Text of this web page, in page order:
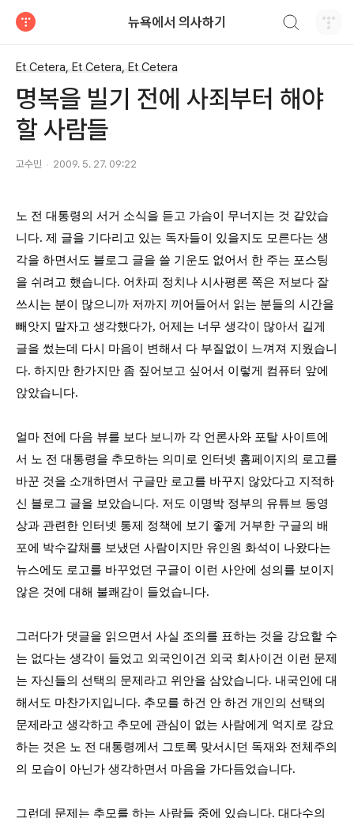
뉴욕에서 의사하기
Et Cetera, Et Cetera, Et Cetera
명복을 빌기 전에 사죄부터 해야
할 사람들
고수민 2009. 5. 27. 09:22
노 전 대통령의 서거 소식을 듣고 가슴이 무너지는 것 같았습
니다. 제 글을 기다리고 있는 독자들이 있을지도 모른다는 생
각을 하면서도 블로그 글을 쓸 기운도 없어서 한 주는 포스팅
을 쉬려고 했습니다. 어차피 정치나 시사평론 쪽은 저보다 잘
쓰시는 분이 많으니까 저까지 끼어들어서 읽는 분들의 시간을
빼앗지 말자고 생각했다가, 어제는 너무 생각이 많아서 길게
글을 썼는데 다시 마음이 변해서 다 부질없이 느껴져 지웠습니
다. 하지만 한가지만 좀 짚어보고 싶어서 이렇게 컴퓨터 앞에
앉았습니다.
얼마 전에 다음 뷰를 보다 보니까 각 언론사와 포탈 사이트에
서 노 전 대통령을 추모하는 의미로 인터넷 홈페이지의 로고를
바꾼 것을 소개하면서 구글만 로고를 바꾸지 않았다고 지적하
신 블로그 글을 보았습니다. 저도 이명박 정부의 유튜브 동영
상과 관련한 인터넷 통제 정책에 보기 좋게 거부한 구글의 배
포에 박수갈채를 보냈던 사람이지만 유인원 화석이 나왔다는
뉴스에도 로고를 바꾸었던 구글이 이런 사안에 성의를 보이지
않은 것에 대해 불쾌감이 들었습니다.
그러다가 댓글을 읽으면서 사실 조의를 표하는 것을 강요할 수
는 없다는 생각이 들었고 외국인이건 외국 회사이건 이런 문제
는 자신들의 선택의 문제라고 위안을 삼았습니다. 내국인에 대
해서도 마찬가지입니다. 추모를 하건 안 하건 개인의 선택의
문제라고 생각하고 추모에 관심이 없는 사람에게 억지로 강요
하는 것은 노 전 대통령께서 그토록 맞서시던 독재와 전체주의
의 모습이 아닌가 생각하면서 마음을 가다듬었습니다.
그런데 문제는 추모를 하는 사람들 중에 있습니다. 대다수의